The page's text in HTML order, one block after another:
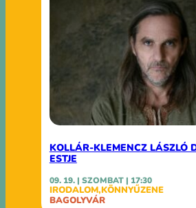
KOLLÁR-KLEMENCZ LÁSZLÓ
ESTJE
09. 19. | SZOMBAT | 17:30
IRODALOM,KÖNNYŰZENE
BAGOLYVÁR